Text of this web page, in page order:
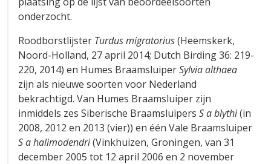
onderzocht.
Roodborstlijster Turdus migratorius(Heemskerk,
Noord-Holland, 27 april 2014; Dutch Birding 36: 219-
220, 2014) en Humes BraamsluiperSylvia althaea
zijn als nieuwe soorten voor Nederland
bekrachtigd. Van Humes Braamsluiper zijn
inmiddels zes Siberische Braamsluipers S a blythi(in
2008, 2012 en 2013 (vier)) en één Vale Braamsluiper
S a halimodendri(Vinkhuizen, Groningen, van 31
december 2005 tot 12 april 2006 en 2 november